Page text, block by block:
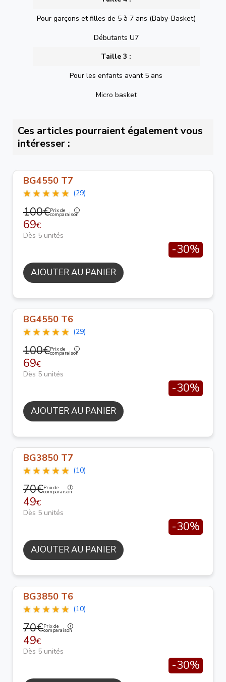
Pour garçons et filles de 5 à 7 ans (Baby-Basket)
Débutants U7
Taille 3 :
Pour les enfants avant 5 ans
Micro basket
Ces articles pourraient également vous
intéresser :
BG4550 T7
(29)
100€Prix de
comparaison
69€
Dès 5 unités
-30%
AJOUTER AU PANIER
BG4550 T6
(29)
100€Prix de
comparaison
69€
Dès 5 unités
-30%
AJOUTER AU PANIER
BG3850 T7
(10)
70€Prix de
comparaison
49€
Dès 5 unités
-30%
AJOUTER AU PANIER
BG3850 T6
(10)
70€Prix de
comparaison
49€
Dès 5 unités
-30%